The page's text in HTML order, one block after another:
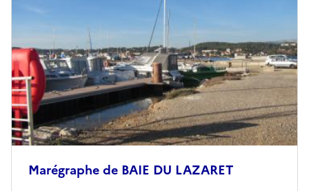
Marégraphe de BAIE DU LAZARET